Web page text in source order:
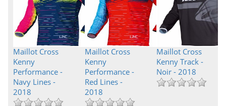
Maillot Cross
Kenny
Performance -
Navy Lines -
2018
Maillot Cross
Kenny
Performance -
Red Lines -
2018
Maillot Cross
Kenny Track -
Noir - 2018